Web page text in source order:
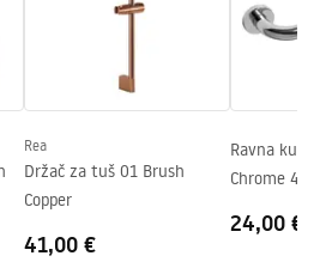
Da
150
_5.pdf
Rea
Držač za tuš 01 Brush
Copper
41,00 €
Ravna
Chrome
24,00 €